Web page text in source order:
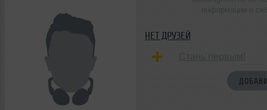
НЕТ ДРУЗЕЙ